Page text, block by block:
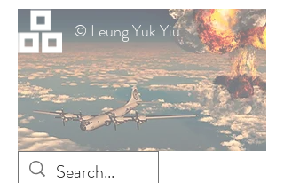
© Leung Yuk Yiu